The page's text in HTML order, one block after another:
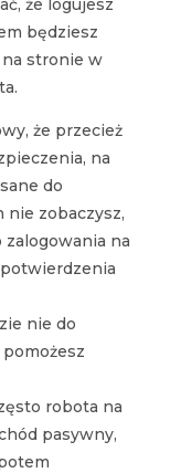
że logujesz
będziesz
stronie w
że przecież
na
do
zobaczysz,
na
nie do
robota na
pasywny,